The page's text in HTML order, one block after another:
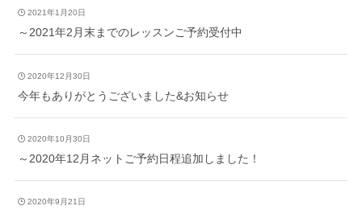
2021年1月20日
～2021年2月末までのレッスンご予約受付中
2020年12月30日
今年もありがとうございました&お知らせ
2020年10月30日
～2020年12月ネットご予約日程追加しました！
2020年9月21日